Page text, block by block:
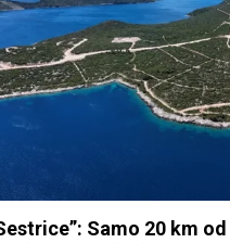
Samo 20 km